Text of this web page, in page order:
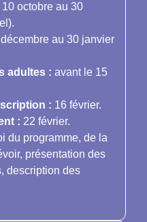
10 octobre au 30
décembre au 30 janvier
adultes : avant le 15
: 16 février.
: 22 février.
du programme, de la
présentation des
description des